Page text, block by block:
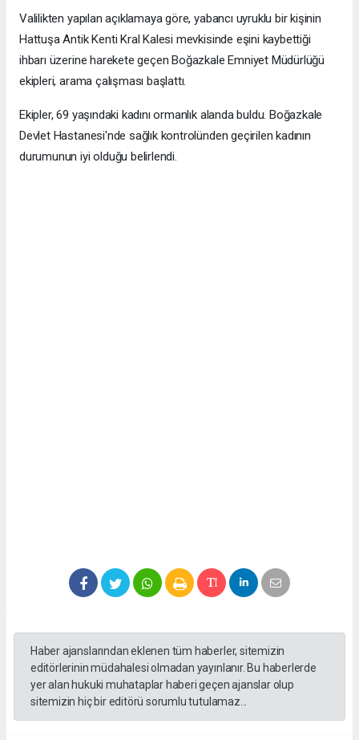
Valilikten yapılan açıklamaya göre, yabancı uyruklu bir kişinin
Hattuşa Antik Kenti Kral Kalesi mevkisinde eşini kaybettiği
ihbarı üzerine harekete geçen Boğazkale Emniyet Müdürlüğü
ekipleri, arama çalışması başlattı.
Ekipler, 69 yaşındaki kadını ormanlık alanda buldu. Boğazkale
Devlet Hastanesi'nde sağlık kontrolünden geçirilen kadının
durumunun iyi olduğu belirlendi.
Haber ajanslarından eklenen tüm haberler, sitemizin
editörlerinin müdahalesi olmadan yayınlanır. Bu haberlerde
yer alan hukuki muhataplar haberi geçen ajanslar olup
sitemizin hiç bir editörü sorumlu tutulamaz...